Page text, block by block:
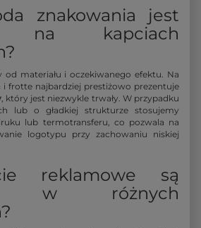
znakowania jest
na kapciach
od materiału i oczekiwanego efektu. Na
frotte najbardziej prestiżowo prezentuje
, który jest niezwykle trwały. W przypadku
lub o gładkiej strukturze stosujemy
lub termotransferu, co pozwala na
logotypu przy zachowaniu niskiej
reklamowe są
w różnych